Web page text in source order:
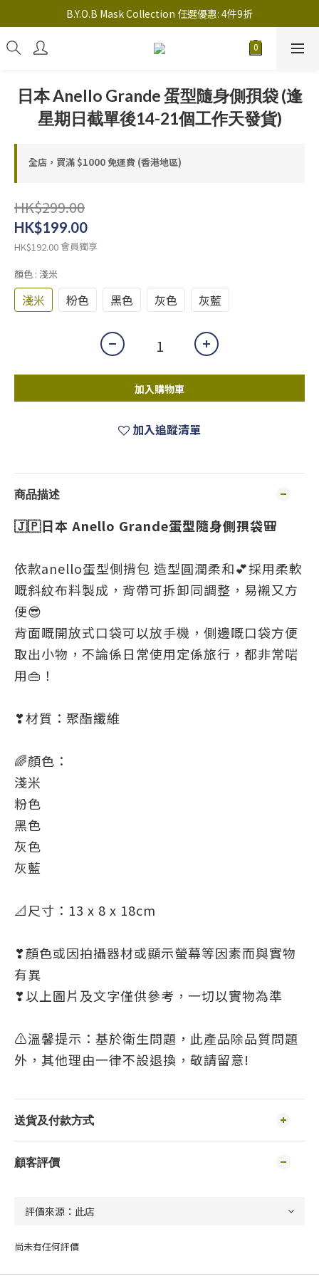
註冊新會員送 $20 馬上使用，會員可享指定產品「​專享價」
B.Y.O.B Mask Collection 任選優惠: 4件9折
註冊新會員送 $20 馬上使用，會員可享指定產品「​專享價」
日本 Anello Grande 蛋型隨身側孭袋 (逢
星期日截單後14-21個工作天發貨)
全店，買滿 $1000 免運費 (香港地區)
HK$299.00
HK$199.00
HK$192.00會員獨享
顏色 : 淺米
淺米 粉色 黑色 灰色 灰藍
加入購物車
加入追蹤清單
商品描述
🇯🇵日本 Anello Grande蛋型隨身側孭袋🎒
依款anello蛋型側揹包 造型圓潤柔和💕採用柔軟
嘅斜紋布料製成，背帶可拆卸同調整，易襯又方
便😎
背面嘅開放式口袋可以放手機，側邊嘅口袋方便
取出小物，不論係日常使用定係旅行，都非常啱
用👜！
❣材質：聚酯纖維
🌈顏色：
淺米
粉色
黑色
灰色
灰藍
📐尺寸：13 x 8 x 18cm
❣顏色或因拍攝器材或顯示螢幕等因素而與實物
有異
❣以上圖片及文字僅供參考，一切以實物為準
⚠溫馨提示：基於衛生問題，此產品除品質問題
外，其他理由一律不設退換，敬請留意!
送貨及付款方式
顧客評價
尚未有任何評價